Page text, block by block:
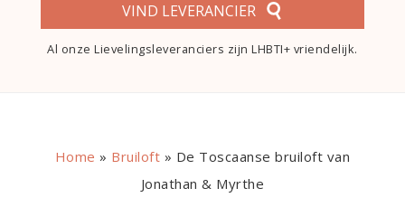
VIND LEVERANCIER
Al onze Lievelingsleveranciers zijn LHBTI+ vriendelijk.
Home » Bruiloft » De Toscaanse bruiloft van
Jonathan & Myrthe